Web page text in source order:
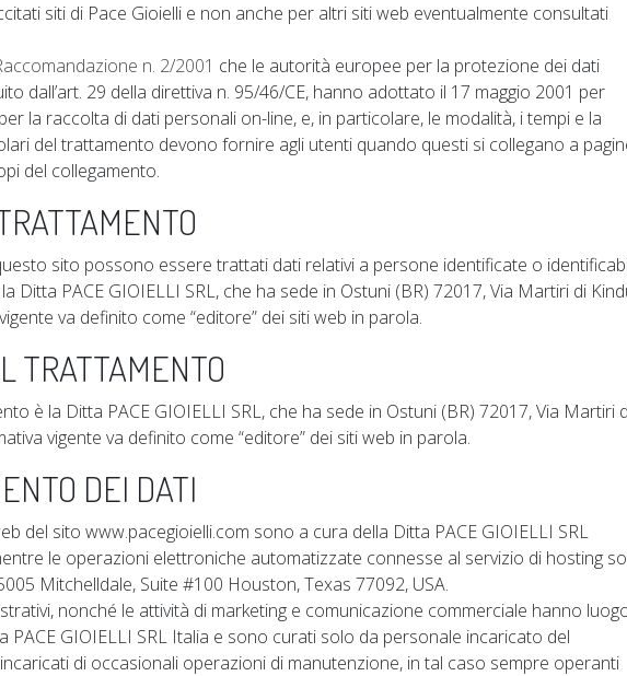
siti di Pace Gioielli e non anche per altri siti web eventualmente consultati
n. 2/2001 che le autorità europee per la protezione dei dati
dall’art. 29 della direttiva n. 95/46/CE, hanno adottato il 17 maggio 2001 per
la raccolta di dati personali on-line, e, in particolare, le modalità, i tempi e la
del trattamento devono fornire agli utenti quando questi si collegano a
del collegamento.
sito possono essere trattati dati relativi a persone identificate o
Ditta PACE GIOIELLI SRL, che ha sede in Ostuni (BR) 72017, Via Martiri di
va definito come “editore” dei siti web in parola.
TRATTAMENTO
è la Ditta PACE GIOIELLI SRL, che ha sede in Ostuni (BR) 72017, Via Martiri
vigente va definito come “editore” dei siti web in parola.
DEI DATI
del sito www.pacegioielli.com sono a cura della Ditta PACE GIOIELLI SRL
le operazioni elettroniche automatizzate connesse al servizio di hosting
Mitchelldale, Suite #100 Houston, Texas 77092, USA.
nonché le attività di marketing e comunicazione commerciale hanno
PACE GIOIELLI SRL Italia e sono curati solo da personale incaricato del
di occasionali operazioni di manutenzione, in tal caso sempre operanti